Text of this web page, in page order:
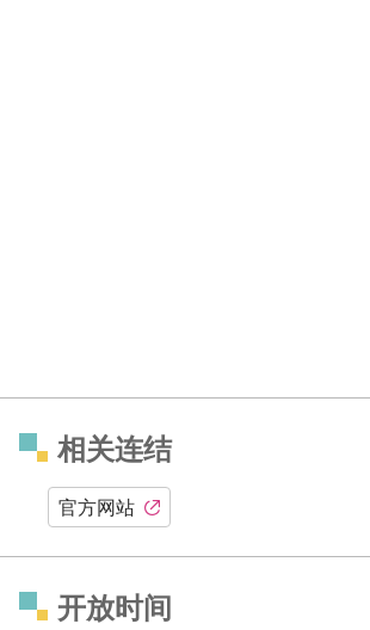
相关连结
官方网站
开放时间